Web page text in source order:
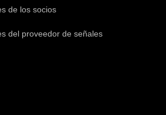
de los socios
del proveedor de señales